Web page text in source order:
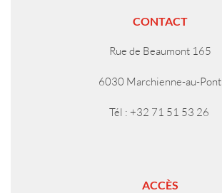
CONTACT
Rue de Beaumont 165
6030 Marchienne-au-Pont
Tél : +32 71 51 53 26
ACCÈS